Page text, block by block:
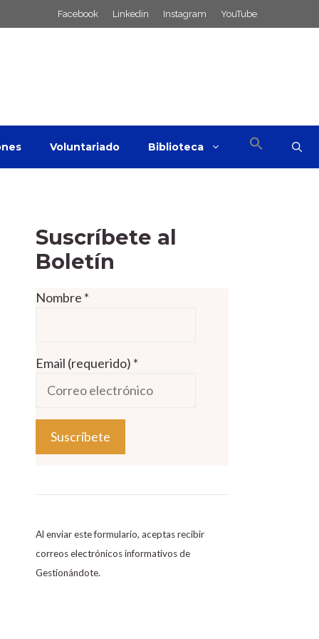
Facebook Linkedin Instagram YouTube
Voluntariado Biblioteca
Suscríbete al
Boletín
Nombre *
Email (requerido) *
o
s
t
a
Al enviar este formulario, aceptas recibir
correos electrónicos informativos de
Gestionándote.